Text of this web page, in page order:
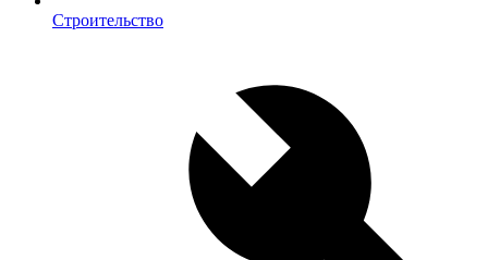
Строительство